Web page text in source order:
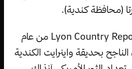
(محافظة كندية).
أحد تقارير موقع Lyon Country Reporter من عام
الناجح بحديقة واينرايت الكندية